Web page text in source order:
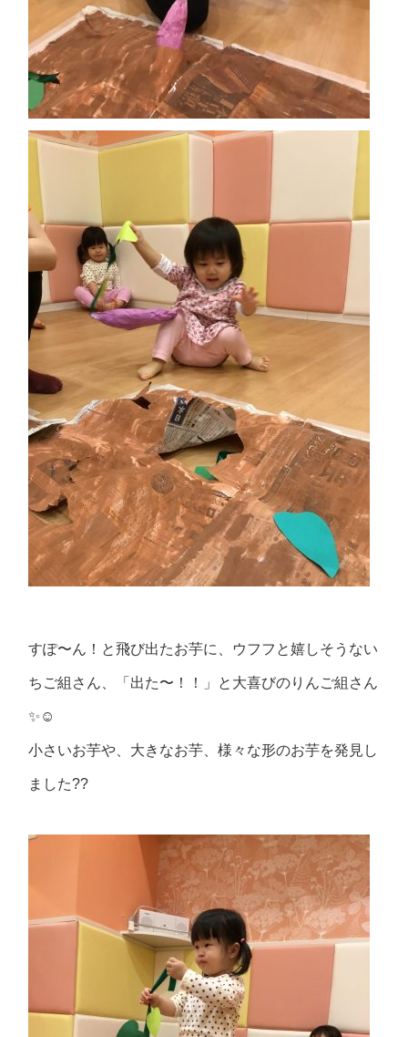
すぽ〜ん！と飛び出たお芋に、ウフフと嬉しそうない
ちご組さん、「出た〜！！」と大喜びのりんご組さん
✨☺️
小さいお芋や、大きなお芋、様々な形のお芋を発見し
ました??